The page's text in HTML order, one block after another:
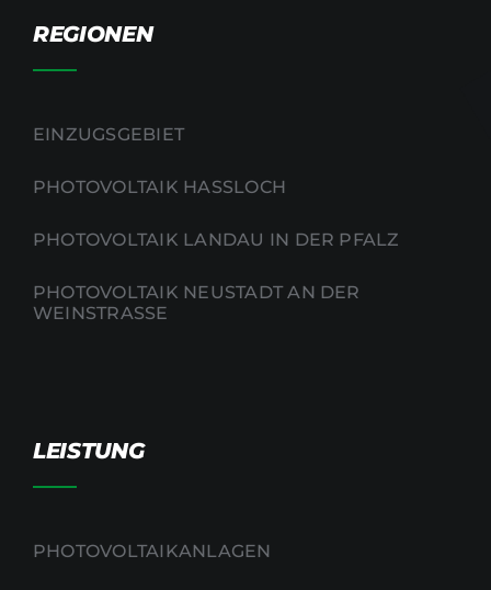
REGIONEN
EINZUGSGEBIET
PHOTOVOLTAIK HASSLOCH
PHOTOVOLTAIK LANDAU IN DER PFALZ
PHOTOVOLTAIK NEUSTADT AN DER
WEINSTRASSE
LEISTUNG
PHOTOVOLTAIKANLAGEN